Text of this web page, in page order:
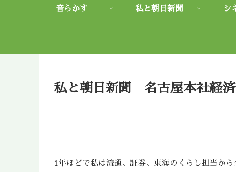
音らかす 私と朝日新聞 シ
私と朝日新聞 名古屋本社経
1年ほどで私は流通、証券、東海のくらし担当か